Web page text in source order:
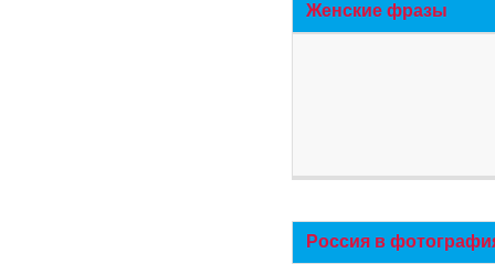
Женские фразы
Россия в